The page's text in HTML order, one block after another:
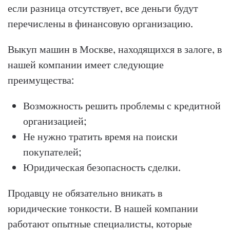
если разница отсутствует, все деньги будут
перечислены в финансовую организацию.
Выкуп машин в Москве, находящихся в залоге, в
нашей компании имеет следующие
преимущества:
Возможность решить проблемы с кредитной
организацией;
Не нужно тратить время на поиски
покупателей;
Юридическая безопасность сделки.
Продавцу не обязательно вникать в
юридические тонкости. В нашей компании
работают опытные специалисты, которые